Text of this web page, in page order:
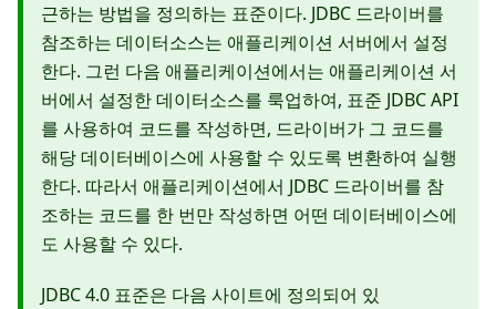
근하는 방법을 정의하는 표준이다. JDBC 드라이버를
참조하는 데이터소스는 애플리케이션 서버에서 설정
한다. 그런 다음 애플리케이션에서는 애플리케이션 서
버에서 설정한 데이터소스를 룩업하여, 표준 JDBC API
를 사용하여 코드를 작성하면, 드라이버가 그 코드를
해당 데이터베이스에 사용할 수 있도록 변환하여 실행
한다. 따라서 애플리케이션에서 JDBC 드라이버를 참
조하는 코드를 한 번만 작성하면 어떤 데이터베이스에
도 사용할 수 있다.
JDBC 4.0 표준은 다음 사이트에 정의되어 있